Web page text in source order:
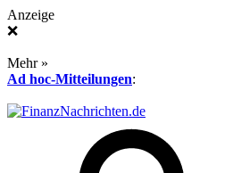
Anzeige
❌
Mehr »
Ad hoc-Mitteilungen: